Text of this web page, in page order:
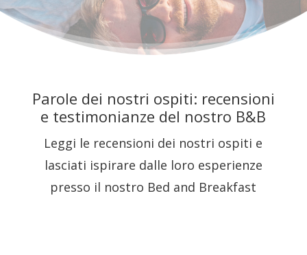
Parole dei nostri ospiti: recensioni
e testimonianze del nostro B&B
Leggi le recensioni dei nostri ospiti e
lasciati ispirare dalle loro esperienze
presso il nostro Bed and Breakfast